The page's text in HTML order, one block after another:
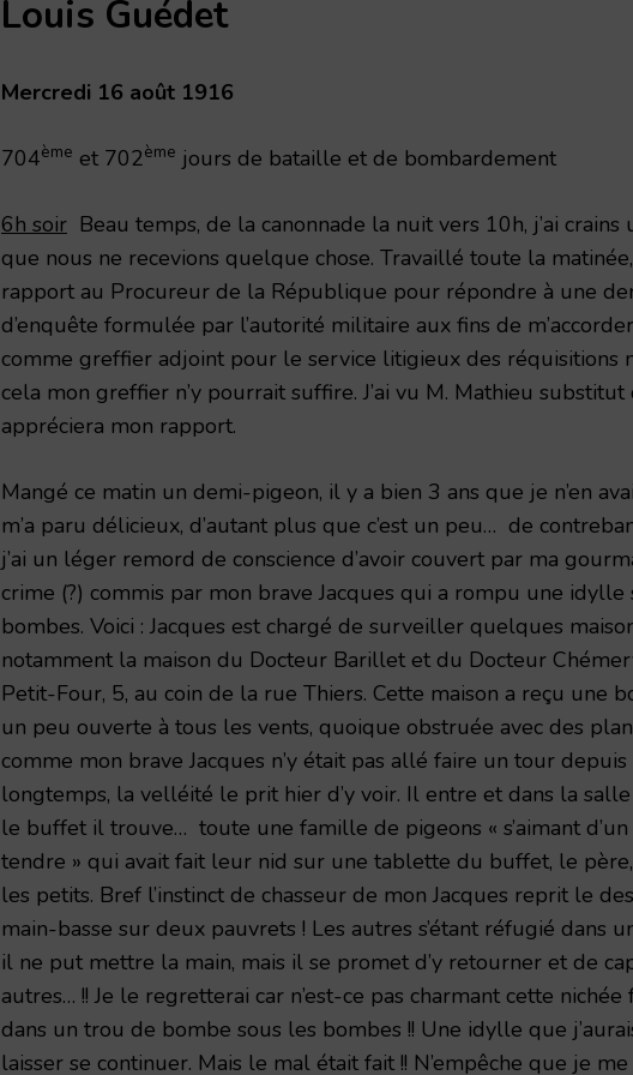
Louis Guédet
Mercredi 16 août 1916
704ème et 702ème jours de bataille et de bombardement
6h soir Beau temps, de la canonnade la nuit vers 10h, j’ai crains
que nous ne recevions quelque chose. Travaillé toute la
rapport au Procureur de la République pour répondre à une
d’enquête formulée par l’autorité militaire aux fins de
comme greffier adjoint pour le service litigieux des réquisitions
cela mon greffier n’y pourrait suffire. J’ai vu M. Mathieu substitut
appréciera mon rapport.
Mangé ce matin un demi-pigeon, il y a bien 3 ans que je n’en
m’a paru délicieux, d’autant plus que c’est un peu… de
j’ai un léger remord de conscience d’avoir couvert par ma
crime (?) commis par mon brave Jacques qui a rompu une idylle
bombes. Voici : Jacques est chargé de surveiller quelques
notamment la maison du Docteur Barillet et du Docteur
Petit-Four, 5, au coin de la rue Thiers. Cette maison a reçu une
un peu ouverte à tous les vents, quoique obstruée avec des
comme mon brave Jacques n’y était pas allé faire un tour depuis
longtemps, la velléité le prit hier d’y voir. Il entre et dans la
le buffet il trouve… toute une famille de pigeons « s’aimant
tendre » qui avait fait leur nid sur une tablette du buffet, le
les petits. Bref l’instinct de chasseur de mon Jacques reprit le
main-basse sur deux pauvrets ! Les autres s’étant réfugié dans
il ne put mettre la main, mais il se promet d’y retourner et de
autres… !! Je le regretterai car n’est-ce pas charmant cette nichée
dans un trou de bombe sous les bombes !! Une idylle que
laisser se continuer. Mais le mal était fait !! N’empêche que je